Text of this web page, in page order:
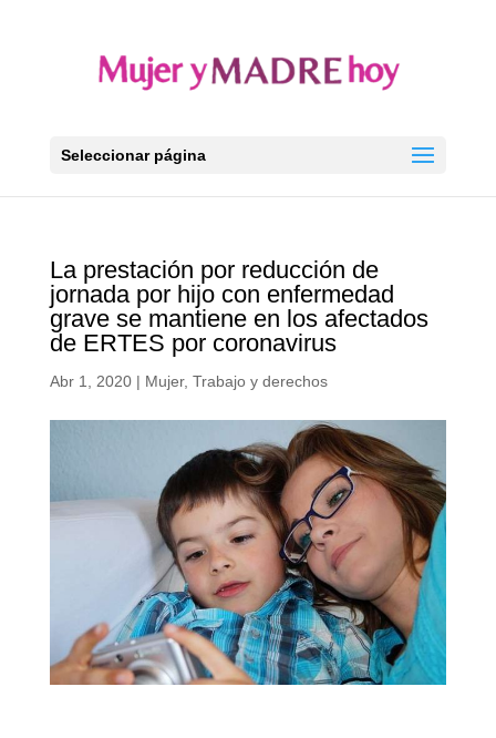
Seleccionar página
La prestación por reducción de
jornada por hijo con enfermedad
grave se mantiene en los afectados
de ERTES por coronavirus
Abr 1, 2020| Mujer, Trabajo y derechos